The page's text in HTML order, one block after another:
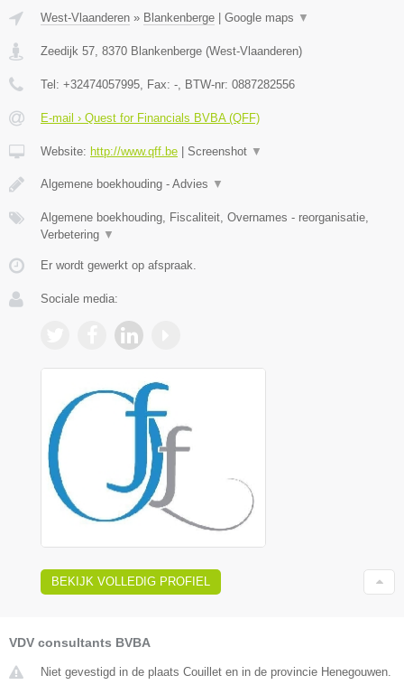
West-Vlaanderen » Blankenberge Google maps ▼
Zeedijk 57, 8370 Blankenberge (West-Vlaanderen)
Tel: +32474057995, Fax: -, BTW-nr: 0887282556
E-mail › Quest for Financials BVBA (QFF)
Website: http://www.qff.be Screenshot ▼
Algemene boekhouding - Advies ▼
Algemene boekhouding, Fiscaliteit, Overnames - reorganisatie,
Verbetering ▼
Er wordt gewerkt op afspraak.
Sociale media:
BEKIJK VOLLEDIG PROFIEL
VDV consultants BVBA
Niet gevestigd in de plaats Couillet en in de provincie Henegouwen.